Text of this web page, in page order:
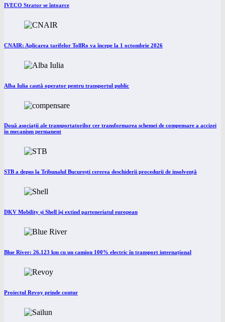
IVECO Strator se întoarce
CNAIR: Aplicarea tarifelor TollRo va începe la 1 octombrie 2026
Alba Iulia caută operator pentru transportul public
Două asociații ale transportatorilor cer transformarea schemei de compensare a accizei
în mecanism permanent
STB a depus la Tribunalul București cererea deschiderii procedurii de insolvență
DKV Mobility și Shell își extind parteneriatul european
Blue River: 26.123 km cu un camion 100% electric în transport internațional
Proiectul Revoy prinde contur